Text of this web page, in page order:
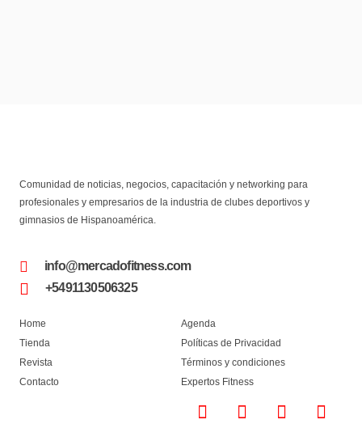
Comunidad de noticias, negocios, capacitación y networking para
profesionales y empresarios de la industria de clubes deportivos y
gimnasios de Hispanoamérica.
info@mercadofitness.com
+5491130506325
Home
Tienda
Revista
Contacto
Agenda
Políticas de Privacidad
Términos y condiciones
Expertos Fitness